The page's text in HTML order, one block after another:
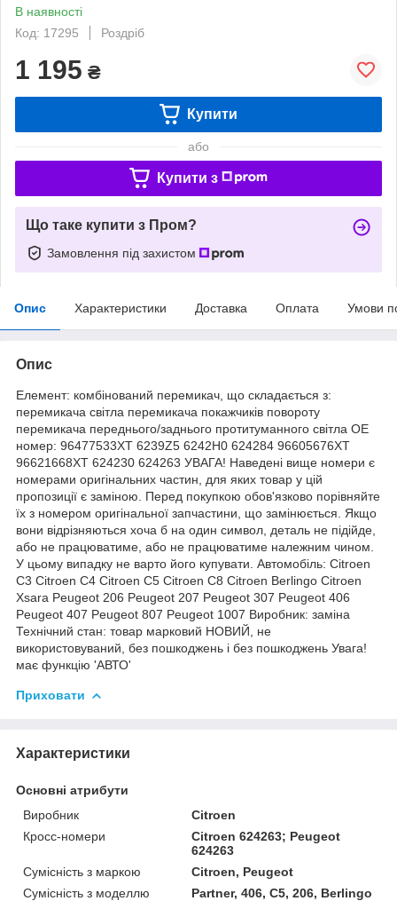
В наявності
Код: 17295
Роздріб
1 195 ₴
Купити
або
Купити з
Що таке купити з Пром?
Замовлення під захистом
Опис Характеристики Доставка Оплата Умови
Опис
Елемент: комбінований перемикач, що складається з:
перемикача світла перемикача покажчиків повороту
перемикача переднього/заднього протитуманного світла ОЕ
номер: 96477533XT 6239Z5 6242H0 624284 96605676XT
96621668XT 624230 624263 УВАГА! Наведені вище номери є
номерами оригінальних частин, для яких товар у цій
пропозиції є заміною. Перед покупкою обов'язково порівняйте
їх з номером оригінальної запчастини, що замінюється. Якщо
вони відрізняються хоча б на один символ, деталь не підійде,
або не працюватиме, або не працюватиме належним чином.
У цьому випадку не варто його купувати. Автомобіль: Citroen
C3 Citroen C4 Citroen C5 Citroen C8 Citroen Berlingo Citroen
Xsara Peugeot 206 Peugeot 207 Peugeot 307 Peugeot 406
Peugeot 407 Peugeot 807 Peugeot 1007 Виробник: заміна
Технічний стан: товар марковий НОВИЙ, не
використовуваний, без пошкоджень і без пошкоджень Увага!
має функцію 'АВТО'
Приховати
Характеристики
Основні атрибути
Виробник
Citroen
Кросс-номери
Citroen 624263; Peugeot
624263
Сумісність з маркою
Citroen, Peugeot
Сумісність з моделлю
Partner, 406, C5, 206, Berlingo